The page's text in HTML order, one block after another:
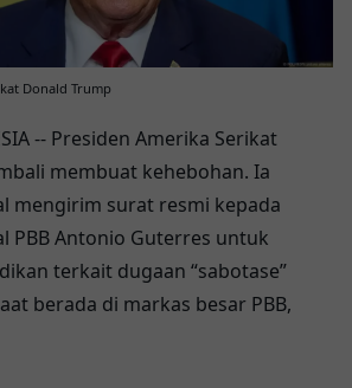
Donald Trump
-- Presiden Amerika Serikat
membuat kehebohan. Ia
mengirim surat resmi kepada
PBB Antonio Guterres untuk
terkait dugaan “sabotase”
berada di markas besar PBB,